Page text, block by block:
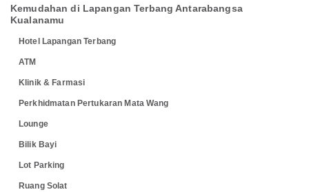
Kemudahan di Lapangan Terbang Antarabangsa
Kualanamu
Hotel Lapangan Terbang
ATM
Klinik & Farmasi
Perkhidmatan Pertukaran Mata Wang
Lounge
Bilik Bayi
Lot Parking
Ruang Solat